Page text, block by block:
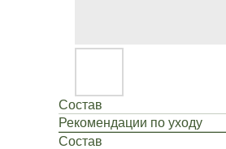
Состав
Рекомендации по уходу
Состав